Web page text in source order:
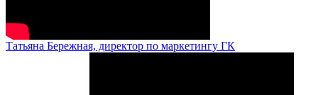
Татьяна Бережная, директор по маркетингу ГК